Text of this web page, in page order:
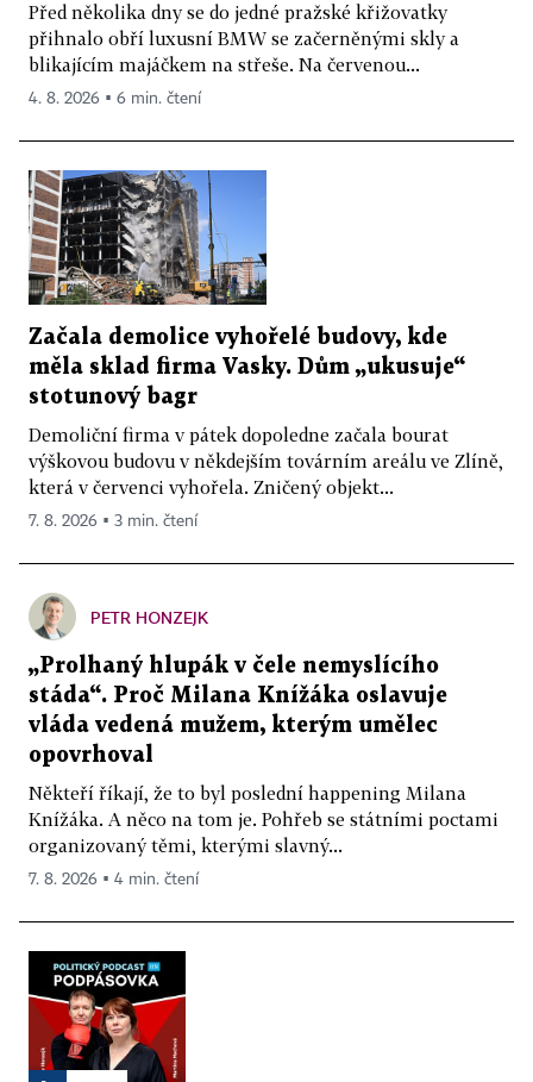
Před několika dny se do jedné pražské křižovatky
přihnalo obří luxusní BMW se začerněnými skly a
blikajícím majáčkem na střeše. Na červenou...
4. 8. 2026 ▪ 6 min. čtení
Začala demolice vyhořelé budovy, kde
měla sklad firma Vasky. Dům „ukusuje“
stotunový bagr
Demoliční firma v pátek dopoledne začala bourat
výškovou budovu v někdejším továrním areálu ve Zlíně,
která v červenci vyhořela. Zničený objekt...
7. 8. 2026 ▪ 3 min. čtení
PETR HONZEJK
„Prolhaný hlupák v čele nemyslícího
stáda“. Proč Milana Knížáka oslavuje
vláda vedená mužem, kterým umělec
opovrhoval
Někteří říkají, že to byl poslední happening Milana
Knížáka. A něco na tom je. Pohřeb se státními poctami
organizovaný těmi, kterými slavný...
7. 8. 2026 ▪ 4 min. čtení